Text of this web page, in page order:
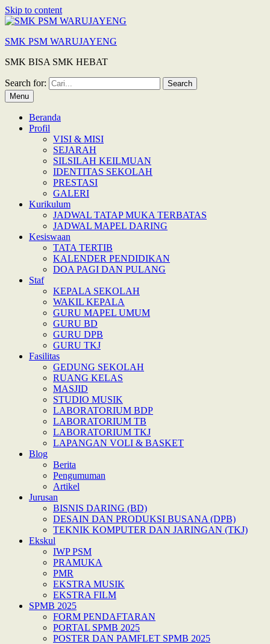
Skip to content
SMK PSM WARUJAYENG
SMK BISA SMK HEBAT
Search for:
Menu
Beranda
Profil
VISI & MISI
SEJARAH
SILSILAH KEILMUAN
IDENTITAS SEKOLAH
PRESTASI
GALERI
Kurikulum
JADWAL TATAP MUKA TERBATAS
JADWAL MAPEL DARING
Kesiswaan
TATA TERTIB
KALENDER PENDIDIKAN
DOA PAGI DAN PULANG
Staf
KEPALA SEKOLAH
WAKIL KEPALA
GURU MAPEL UMUM
GURU BD
GURU DPB
GURU TKJ
Fasilitas
GEDUNG SEKOLAH
RUANG KELAS
MASJID
STUDIO MUSIK
LABORATORIUM BDP
LABORATORIUM TB
LABORATORIUM TKJ
LAPANGAN VOLI & BASKET
Blog
Berita
Pengumuman
Artikel
Jurusan
BISNIS DARING (BD)
DESAIN DAN PRODUKSI BUSANA (DPB)
TEKNIK KOMPUTER DAN JARINGAN (TKJ)
Ekskul
IWP PSM
PRAMUKA
PMR
EKSTRA MUSIK
EKSTRA FILM
SPMB 2025
FORM PENDAFTARAN
PORTAL SPMB 2025
POSTER DAN PAMFLET SPMB 2025